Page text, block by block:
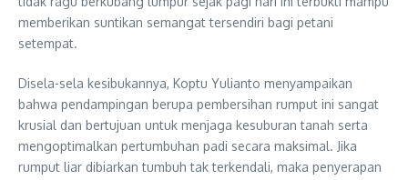
memberikan suntikan semangat tersendiri bagi petani
setempat.
Disela-sela kesibukannya, Koptu Yulianto menyampaikan
bahwa pendampingan berupa pembersihan rumput ini sangat
krusial dan bertujuan untuk menjaga kesuburan tanah serta
mengoptimalkan pertumbuhan padi secara maksimal. Jika
rumput liar dibiarkan tumbuh tak terkendali, maka penyerapan